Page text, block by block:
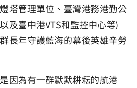
塔管理單位、臺灣港務港勤公
及臺中港VTS和監控中心等)
長年守護藍海的幕後英雄辛勞
因為有一群默默耕耘的航港